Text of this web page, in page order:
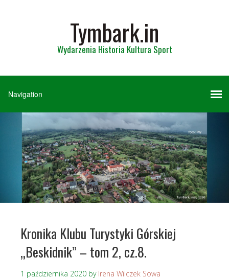
Tymbark.in
Wydarzenia Historia Kultura Sport
Kronika Klubu Turystyki Górskiej
„Beskidnik” – tom 2, cz.8.
1 października 2020 by Irena Wilczek Sowa